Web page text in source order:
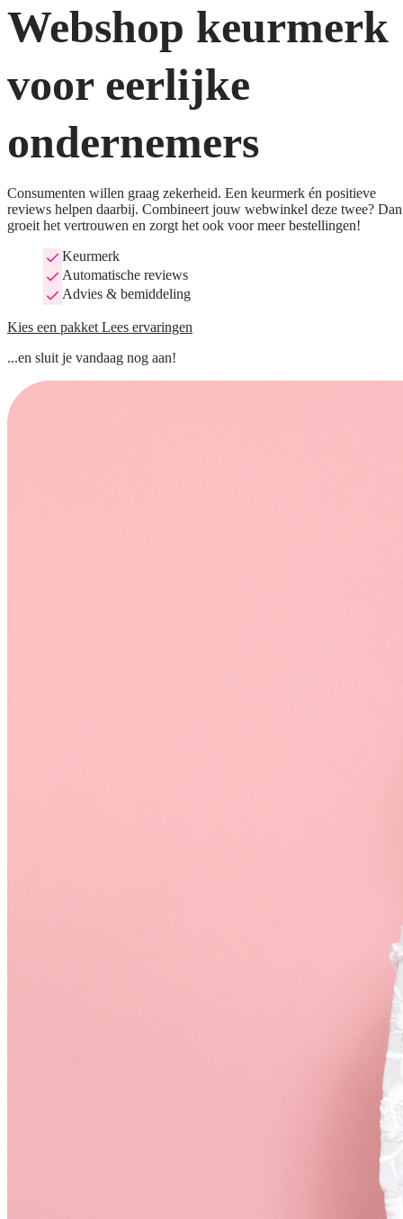
Webshop keurmerk
voor eerlijke
ondernemers
Consumenten willen graag zekerheid. Een keurmerk én positieve
reviews helpen daarbij. Combineert jouw webwinkel deze twee? Dan
groeit het vertrouwen en zorgt het ook voor meer bestellingen!
Keurmerk
Automatische reviews
Advies & bemiddeling
Kies een pakket Lees ervaringen
...en sluit je vandaag nog aan!